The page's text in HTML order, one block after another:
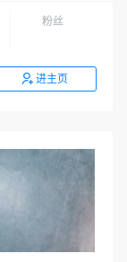
粉丝
进主页